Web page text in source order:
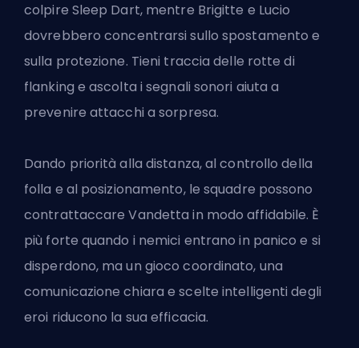
colpire Sleep Dart, mentre Brigitte e Lucio
dovrebbero concentrarsi sullo spostamento e
sulla protezione. Tieni traccia delle rotte di
flanking e ascolta i segnali sonori aiuta a
prevenire attacchi a sorpresa.
Dando priorità alla distanza, al controllo della
folla e al posizionamento, le squadre possono
contrattaccare Vandetta in modo affidabile. È
più forte quando i nemici entrano in panico e si
disperdono, ma un gioco coordinato, una
comunicazione chiara e scelte intelligenti degli
eroi riducono la sua efficacia.